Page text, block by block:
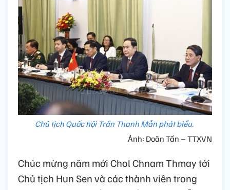
Chủ tịch Quốc hội Trần Thanh Mẫn phát biểu.
Ảnh: Doãn Tấn – TTXVN
Chúc mừng năm mới Chol Chnam Thmay tới
Chủ tịch Hun Sen và các thành viên trong